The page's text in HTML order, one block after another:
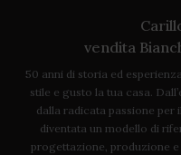
vendita
50 anni di storia ed
stile e gusto la tua casa.
dalla radicata passione per
diventata un modello di
progettazione, produzione